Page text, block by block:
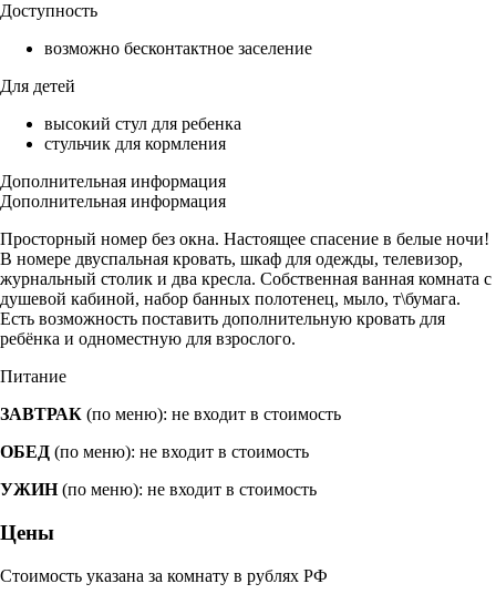
Доступность
возможно бесконтактное заселение
Для детей
высокий стул для ребенка
стульчик для кормления
Дополнительная информация
Дополнительная информация
Просторный номер без окна. Настоящее спасение в белые ночи!
В номере двуспальная кровать, шкаф для одежды, телевизор,
журнальный столик и два кресла. Собственная ванная комната с
душевой кабиной, набор банных полотенец, мыло, т\бумага.
Есть возможность поставить дополнительную кровать для
ребёнка и одноместную для взрослого.
Питание
ЗАВТРАК (по меню): не входит в стоимость
ОБЕД (по меню): не входит в стоимость
УЖИН(по меню): не входит в стоимость
Цены
Стоимость указана за комнату в рублях РФ